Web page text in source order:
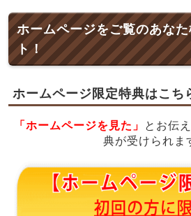
ホームページをご覧のあな
ト！
ホームページ限定特典はこち
「ホームページを見た」
とお伝
典が受けられま